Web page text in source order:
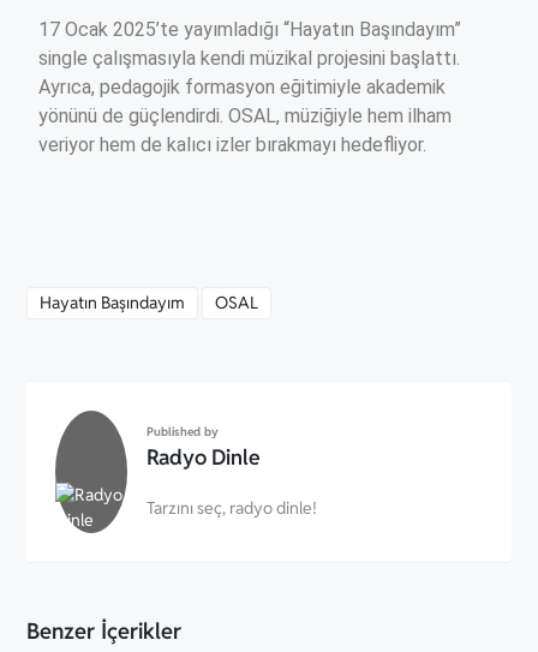
17 Ocak 2025’te yayımladığı “Hayatın Başındayım”
single çalışmasıyla kendi müzikal projesini başlattı.
Ayrıca, pedagojik formasyon eğitimiyle akademik
yönünü de güçlendirdi. OSAL, müziğiyle hem ilham
veriyor hem de kalıcı izler bırakmayı hedefliyor.
Hayatın Başındayım OSAL
Published by
Radyo Dinle
Tarzını seç, radyo dinle!
Benzer İçerikler